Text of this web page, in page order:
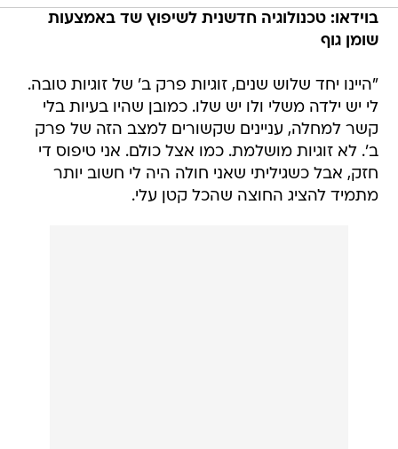
בוידאו: טכנולוגיה חדשנית לשיפוץ שד באמצעות
שומן גוף
"היינו יחד שלוש שנים, זוגיות פרק ב' של זוגיות טובה.
לי יש ילדה משלי ולו יש שלו. כמובן שהיו בעיות בלי
קשר למחלה, עניינים שקשורים למצב הזה של פרק
ב'. לא זוגיות מושלמת. כמו אצל כולם. אני טיפוס די
חזק, אבל כשגיליתי שאני חולה היה לי חשוב יותר
מתמיד להציג החוצה שהכל קטן עלי.